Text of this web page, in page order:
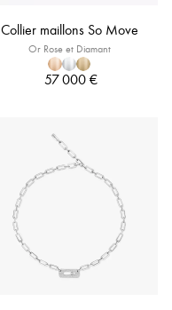
Collier maillons So Move
Or Rose et Diamant
57 000 €